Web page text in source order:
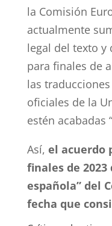
la Comisión
actualmente
legal del texto y
para finales de
las
oficiales de la
estén acabadas
Así, el acuerdo
finales de
española” del
fecha que